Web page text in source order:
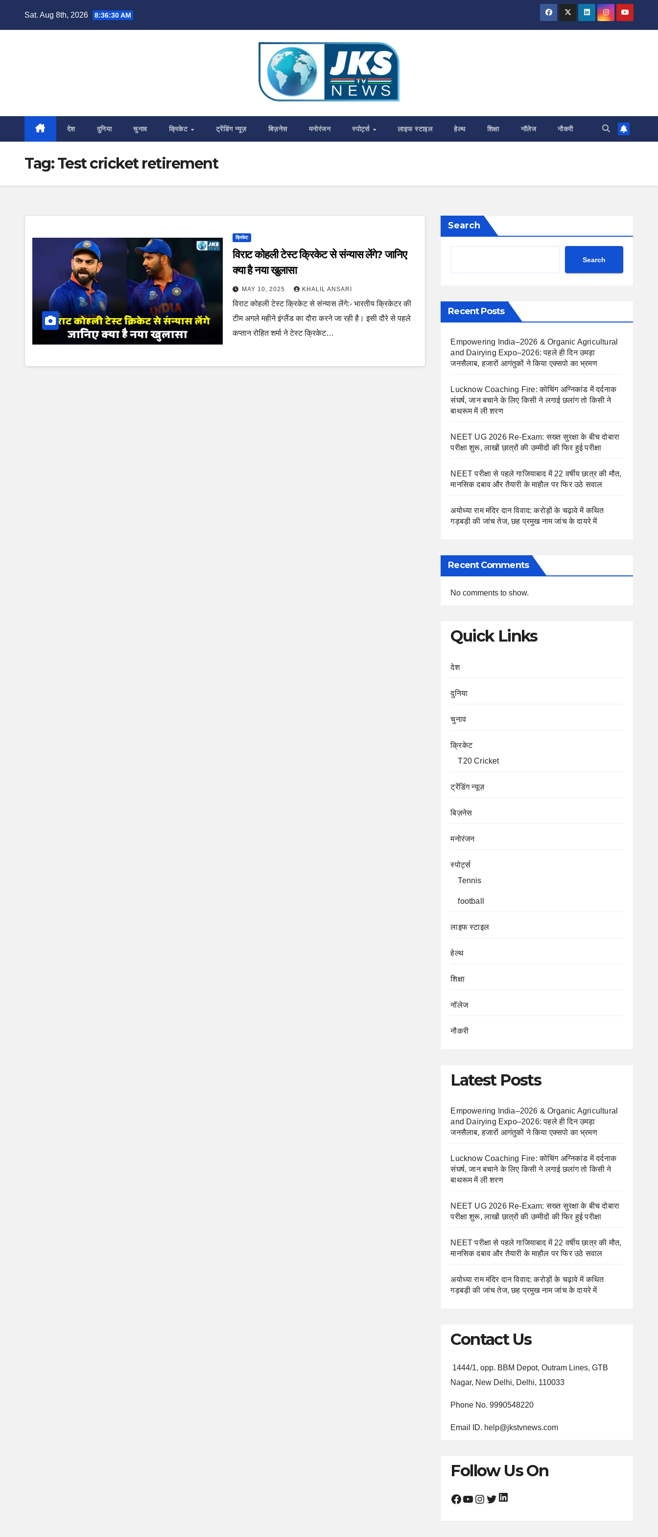
Sat. Aug 8th, 2026 8:36:31 AM
देश दुनिया चुनाव क्रिकेट ट्रेंडिंग न्यूज़ बिज़नेस मनोरंजन स्पोर्ट्स लाइफ स्टाइल हेल्थ शिक्षा नॉलेज नौकरी
Tag:Test cricket retirement
क्रिकेट
विराट कोहली टेस्ट क्रिकेट से संन्यास लेंगे? जानिए
क्या है नया खुलासा
MAY 10, 2025 KHALIL ANSARI
विराट कोहली टेस्ट क्रिकेट से संन्यास लेंगे:- भारतीय क्रिकेटर की
टीम अगले महीने इंग्लैंड का दौरा करने जा रही है। इसी दौरे से पहले
कप्तान रोहित शर्मा ने टेस्ट क्रिकेट…
Search
Search
Recent Posts
Empowering India–2026 & Organic Agricultural
and Dairying Expo–2026: पहले ही दिन उमड़ा
जनसैलाब, हजारों आगंतुकों ने किया एक्सपो का भ्रमण
Lucknow Coaching Fire: कोचिंग अग्निकांड में दर्दनाक
संघर्ष, जान बचाने के लिए किसी ने लगाई छलांग तो किसी ने
बाथरूम में ली शरण
NEET UG 2026 Re-Exam: सख्त सुरक्षा के बीच दोबारा
परीक्षा शुरू, लाखों छात्रों की उम्मीदों की फिर हुई परीक्षा
NEET परीक्षा से पहले गाजियाबाद में 22 वर्षीय छात्र की मौत,
मानसिक दबाव और तैयारी के माहौल पर फिर उठे सवाल
अयोध्या राम मंदिर दान विवाद: करोड़ों के चढ़ावे में कथित
गड़बड़ी की जांच तेज, छह प्रमुख नाम जांच के दायरे में
Recent Comments
No comments to show.
Quick Links
देश
दुनिया
चुनाव
क्रिकेट
T20 Cricket
ट्रेंडिंग न्यूज़
बिज़नेस
मनोरंजन
स्पोर्ट्स
Tennis
football
लाइफ स्टाइल
हेल्थ
शिक्षा
नॉलेज
नौकरी
Latest Posts
Empowering India–2026 & Organic Agricultural
and Dairying Expo–2026: पहले ही दिन उमड़ा
जनसैलाब, हजारों आगंतुकों ने किया एक्सपो का भ्रमण
Lucknow Coaching Fire: कोचिंग अग्निकांड में दर्दनाक
संघर्ष, जान बचाने के लिए किसी ने लगाई छलांग तो किसी ने
बाथरूम में ली शरण
NEET UG 2026 Re-Exam: सख्त सुरक्षा के बीच दोबारा
परीक्षा शुरू, लाखों छात्रों की उम्मीदों की फिर हुई परीक्षा
NEET परीक्षा से पहले गाजियाबाद में 22 वर्षीय छात्र की मौत,
मानसिक दबाव और तैयारी के माहौल पर फिर उठे सवाल
अयोध्या राम मंदिर दान विवाद: करोड़ों के चढ़ावे में कथित
गड़बड़ी की जांच तेज, छह प्रमुख नाम जांच के दायरे में
Contact Us
1444/1, opp. BBM Depot, Outram Lines, GTB
Nagar, New Delhi, Delhi, 110033
Phone No. 9990548220
Email ID. help@jkstvnews.com
Follow Us On
Facebook YouTube Instagram Twitter LinkedIn